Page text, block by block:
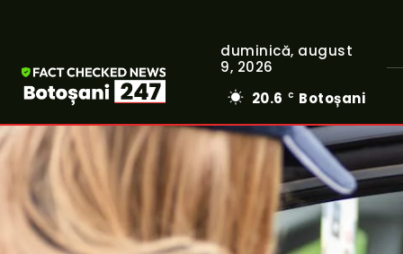
duminică, august
9, 2026
20.6
C Botoșani